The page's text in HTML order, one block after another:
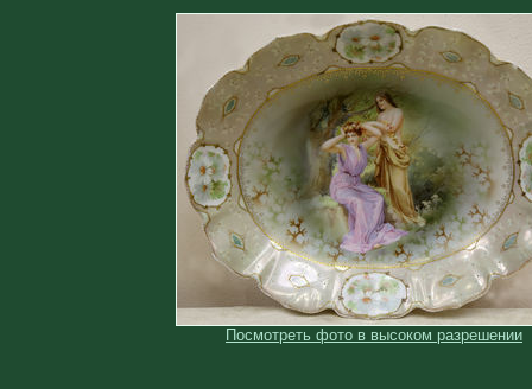
Посмотреть фото в высоком разрешении